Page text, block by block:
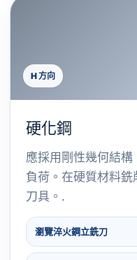
H 方向
硬化鋼
應採用剛性幾何結構
負荷。在硬質材料
刀具。.
瀏覽淬火鋼立銑刀